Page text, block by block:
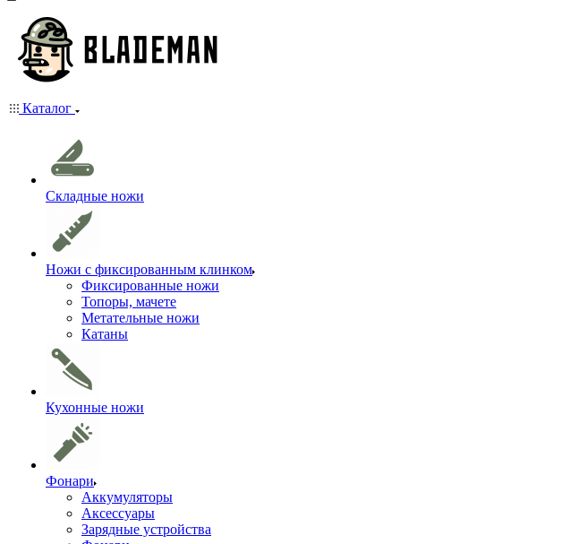
Каталог
Складные ножи
Ножи с фиксированным клинком
Фиксированные ножи
Топоры, мачете
Метательные ножи
Катаны
Кухонные ножи
Фонари
Аккумуляторы
Аксессуары
Зарядные устройства